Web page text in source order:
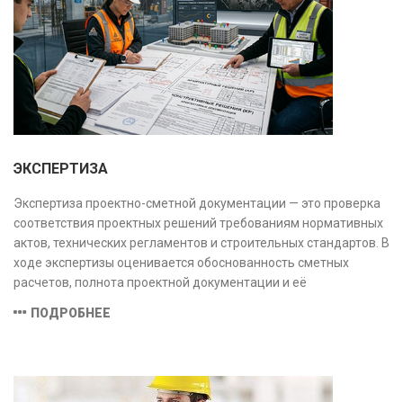
заключение, имеющее юридическую силу.
ЭКСПЕРТИЗА
Экспертиза проектно-сметной документации — это проверка
соответствия проектных решений требованиям нормативных
актов, технических регламентов и строительных стандартов. В
ходе экспертизы оценивается обоснованность сметных
расчетов, полнота проектной документации и её
предотвратить ошибки на этапе строительства и
ПОДРОБНЕЕ